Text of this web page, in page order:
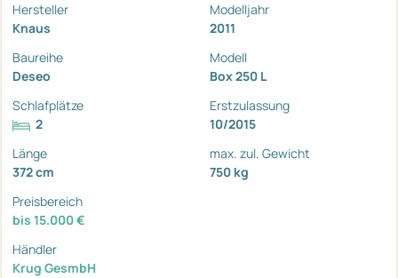
Hersteller
Knaus
Modelljahr
2011
Baureihe
Deseo
Modell
Box 250 L
Schlafplätze
2
Erstzulassung
10/2015
Länge
372 cm
max. zul. Gewicht
750 kg
Preisbereich
bis 15.000 €
Händler
Krug GesmbH